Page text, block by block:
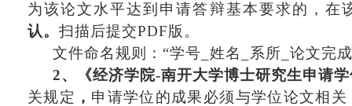
为该论文水平达到申请答辩基本要求的，在
认。扫描后提交PDF版。
文件命名规则： “学号_姓名_系所_论文完
2、《经济学院-南开大学博士研究生申请
关规定 ， 申请学位的成果必须与学位论文相